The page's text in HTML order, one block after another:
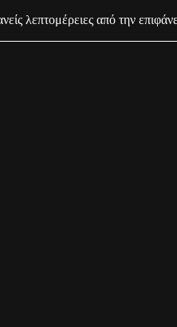
λεπτομέρειες από την